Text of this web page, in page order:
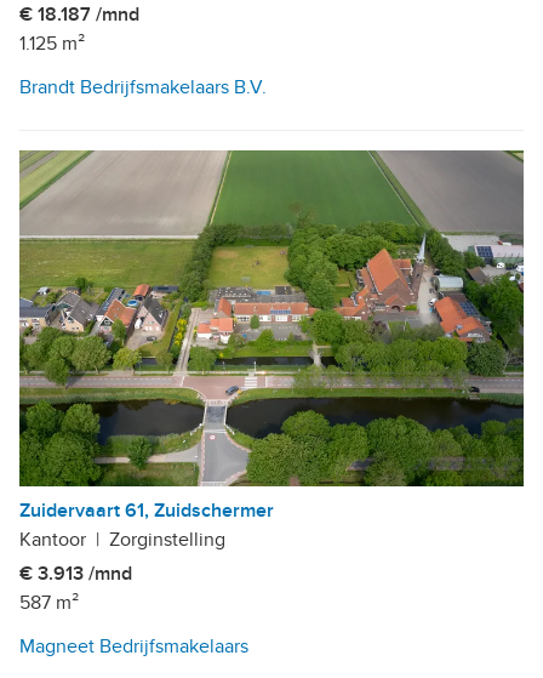
€ 18.187 /mnd
1.125 m²
Brandt Bedrijfsmakelaars B.V.
Zuidervaart 61, Zuidschermer
Kantoor | Zorginstelling
€ 3.913 /mnd
587 m²
Magneet Bedrijfsmakelaars